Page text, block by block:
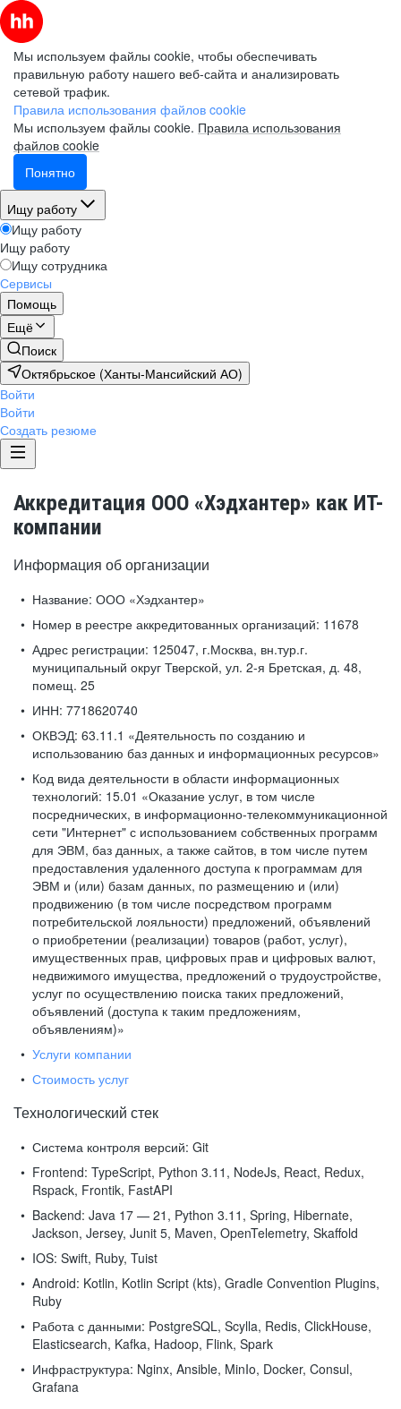
Мы используем файлы cookie, чтобы обеспечивать
правильную работу нашего веб-сайта и анализировать
сетевой трафик.
Правила использования файлов cookie
Мы используем файлы cookie. Правила использования
файлов cookie
Понятно
Ищу работу
Ищу работу
Ищу работу
Ищу сотрудника
Сервисы
Помощь
Ещё
Поиск
Октябрьское (Ханты-Мансийский АО)
Войти
Войти
Создать резюме
Аккредитация ООО «Хэдхантер» как ИТ-
компании
Информация об организации
Название: ООО «Хэдхантер»
Номер в реестре аккредитованных организаций: 11678
Адрес регистрации: 125047, г.Москва, вн.тур.г.
муниципальный округ Тверской, ул. 2-я Бретская, д. 48,
помещ. 25
ИНН: 7718620740
ОКВЭД: 63.11.1 «Деятельность по созданию и
использованию баз данных и информационных ресурсов»
Код вида деятельности в области информационных
технологий: 15.01 «Оказание услуг, в том числе
посреднических, в информационно-телекоммуникационной
сети "Интернет" с использованием собственных программ
для ЭВМ, баз данных, а также сайтов, в том числе путем
предоставления удаленного доступа к программам для
ЭВМ и (или) базам данных, по размещению и (или)
продвижению (в том числе посредством программ
потребительской лояльности) предложений, объявлений
о приобретении (реализации) товаров (работ, услуг),
имущественных прав, цифровых прав и цифровых валют,
недвижимого имущества, предложений о трудоустройстве,
услуг по осуществлению поиска таких предложений,
объявлений (доступа к таким предложениям,
объявлениям)»
Услуги компании
Стоимость услуг
Технологический стек
Система контроля версий: Git
Frontend: TypeScript, Python 3.11, NodeJs, React, Redux,
Rspack, Frontik, FastAPI
Backend: Java 17 — 21, Python 3.11, Spring, Hibernate,
Jackson, Jersey, Junit 5, Maven, OpenTelemetry, Skaffold
IOS: Swift, Ruby, Tuist
Android: Kotlin, Kotlin Script (kts), Gradle Convention Plugins,
Ruby
Работа с данными: PostgreSQL, Scylla, Redis, ClickHouse,
Elasticsearch, Kafka, Hadoop, Flink, Spark
Инфраструктура: Nginx, Ansible, MinIo, Docker, Consul,
Grafana